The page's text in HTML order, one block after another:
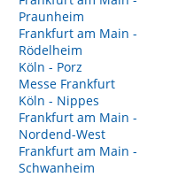
Praunheim
Frankfurt am Main -
Rödelheim
Köln - Porz
Messe Frankfurt
Köln - Nippes
Frankfurt am Main -
Nordend-West
Frankfurt am Main -
Schwanheim